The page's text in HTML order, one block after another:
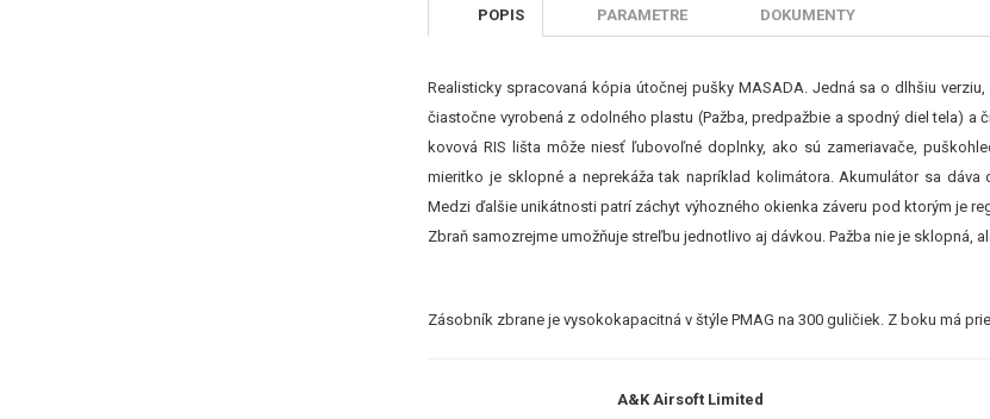
POPIS PARAMETRE DOKUMENTY
Realisticky spracovaná kópia útočnej pušky MASADA. Jedná sa o dlhšiu
čiastočne vyrobená z odolného plastu (Pažba, predpažbie a spodný diel tela) a
kovová RIS lišta môže niesť ľubovoľné doplnky, ako sú zameriavače,
mieritko je sklopné a neprekáža tak napríklad kolimátora. Akumulátor sa
Medzi ďalšie unikátnosti patrí záchyt výhozného okienka záveru pod ktorým je
Zbraň samozrejme umožňuje streľbu jednotlivo aj dávkou. Pažba nie je sklopná,
Zásobník zbrane je vysokokapacitná v štýle PMAG na 300 guličiek. Z boku má
A&K Airsoft Limited